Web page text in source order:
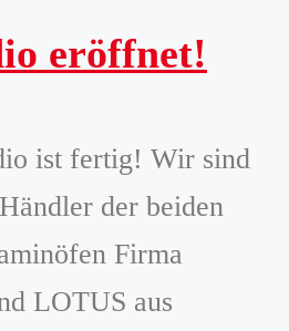
eröffnet!
ist fertig! Wir sind
der beiden
Firma
LOTUS aus